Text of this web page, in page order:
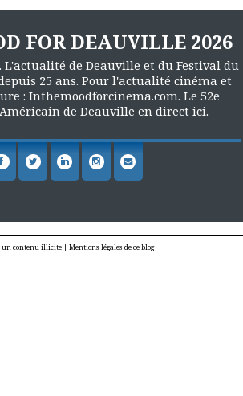
FOR DEAUVILLE 2026
L'actualité de Deauville et du Festival du
25 ans. Pour l'actualité cinéma et
: Inthemoodforcinema.com. Le 52e
de Deauville en direct ici.
un contenu illicite | Mentions légales de ce blog